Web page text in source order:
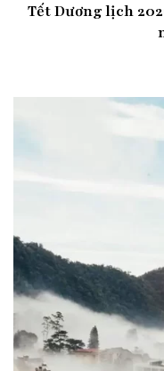
Tết Dương lịch